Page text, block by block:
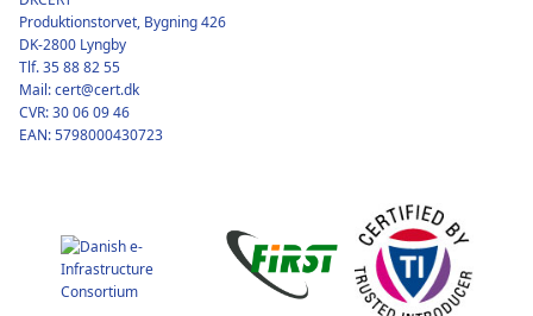
Produktionstorvet, Bygning 426
DK-2800 Lyngby
Tlf. 35 88 82 55
Mail: cert@cert.dk
CVR: 30 06 09 46
EAN: 5798000430723